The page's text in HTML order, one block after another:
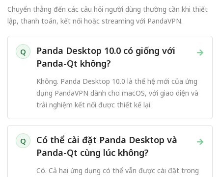
Chuyển thẳng đến các câu hỏi người dùng thường cần khi thiết
lập, thanh toán, kết nối hoặc streaming với PandaVPN.
Q →
Panda Desktop 10.0 có giống với
Panda-Qt không?
Không. Panda Desktop 10.0 là thế hệ mới của ứng
dụng PandaVPN dành cho macOS, với giao diện và
trải nghiệm kết nối được thiết kế lại.
Q →
Có thể cài đặt Panda Desktop và
Panda-Qt cùng lúc không?
Có. Cả hai ứng dụng có thể vẫn được cài đặt trong